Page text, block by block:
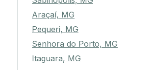
Araçaí, MG
Pequeri, MG
Senhora do Porto, MG
Itaguara, MG